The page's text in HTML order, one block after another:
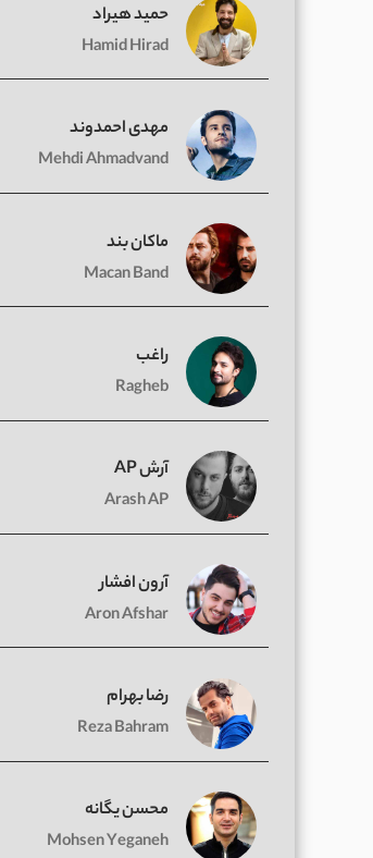
حمید هیراد
Hamid Hirad
مهدی احمدوند
Mehdi Ahmadvand
ماکان بند
Macan Band
راغب
Ragheb
آرش AP
Arash AP
آرون افشار
Aron Afshar
رضا بهرام
Reza Bahram
محسن یگانه
Mohsen Yeganeh